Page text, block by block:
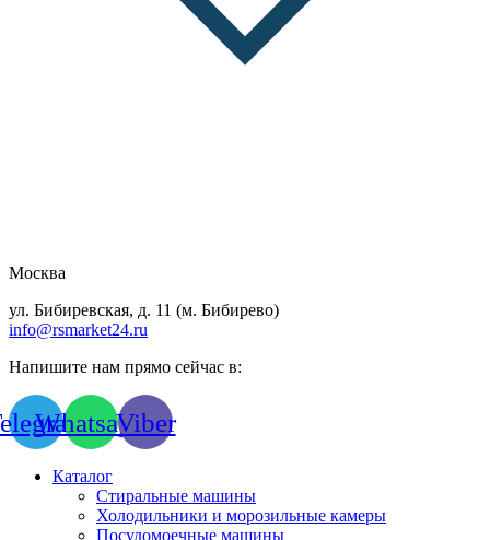
Москва
ул. Бибиревская, д. 11 (м. Бибирево)
info@rsmarket24.ru
Напишите нам прямо сейчас в:
WhatsappViber
Каталог
Стиральные машины
Холодильники и морозильные камеры
Посудомоечные машины